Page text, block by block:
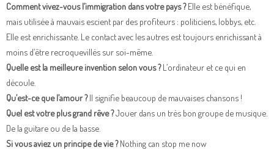
Comment vivez-vous l’immigration dans votre pays ?Elle est bénéfique,
mais utilisée à mauvais escient par des profiteurs : politiciens, lobbys, etc.
Elle est enrichissante. Le contact avec les autres est toujours enrichissant à
moins d’être recroquevillés sur soi-même.
Quelle est la meilleure invention selon vous ?L’ordinateur et ce qui en
découle.
Qu’est-ce que l’amour ?Il signifie beaucoup de mauvaises chansons !
Quel est votre plus grand rêve ?Jouer dans un très bon groupe de musique.
De la guitare ou de la basse.
Si vous aviez un principe de vie ?Nothing can stop me now